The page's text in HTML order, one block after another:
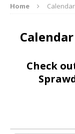
Home Calendar
Calendar
Check